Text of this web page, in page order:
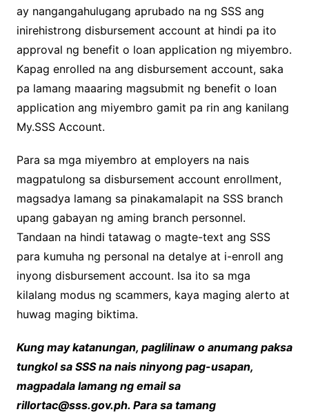
ay nangangahulugang aprubado na ng SSS ang
inirehistrong disbursement account at hindi pa ito
approval ng benefit o loan application ng miyembro.
Kapag enrolled na ang disbursement account, saka
pa lamang maaaring magsubmit ng benefit o loan
application ang miyembro gamit pa rin ang kanilang
My.SSS Account.
Para sa mga miyembro at employers na nais
magpatulong sa disbursement account enrollment,
magsadya lamang sa pinakamalapit na SSS branch
upang gabayan ng aming branch personnel.
Tandaan na hindi tatawag o magte-text ang SSS
para kumuha ng personal na detalye at i-enroll ang
inyong disbursement account. Isa ito sa mga
kilalang modus ng scammers, kaya maging alerto at
huwag maging biktima.
Kung may katanungan, paglilinaw o anumang paksa
tungkol sa SSS na nais ninyong pag-usapan,
magpadala lamang ng email sa
rillortac@sss.gov.ph. Para sa tamang